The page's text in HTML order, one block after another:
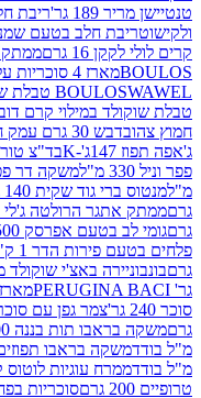
גר'
ריבת חלב 400 גרם מיה
חלב בטעם שמנת 400 גרם
גרם
קרם דובדבן 86 גרם
דבש 30 גרם עמק חפר
טרולי
בד"צ טורינו טנטיישן חלב
משקה דר פפר בקבוק 450מ"ל
גוד שקית 140 גרם
הרולטה ג'לי ענק 90 גרם
אפרסק 500 גרם
לקריץ
הדר 1 ק"ג
באצ'י שוקולד מריר 175 גר'
מארז מרציפן ללא
תות בננה 300 מ"ל בודד
בראבו תפוזים 300 מ"ל בודד
עוגיות לוטוס קרמל 400 גרם
סוכריות בפחית פרות יער -